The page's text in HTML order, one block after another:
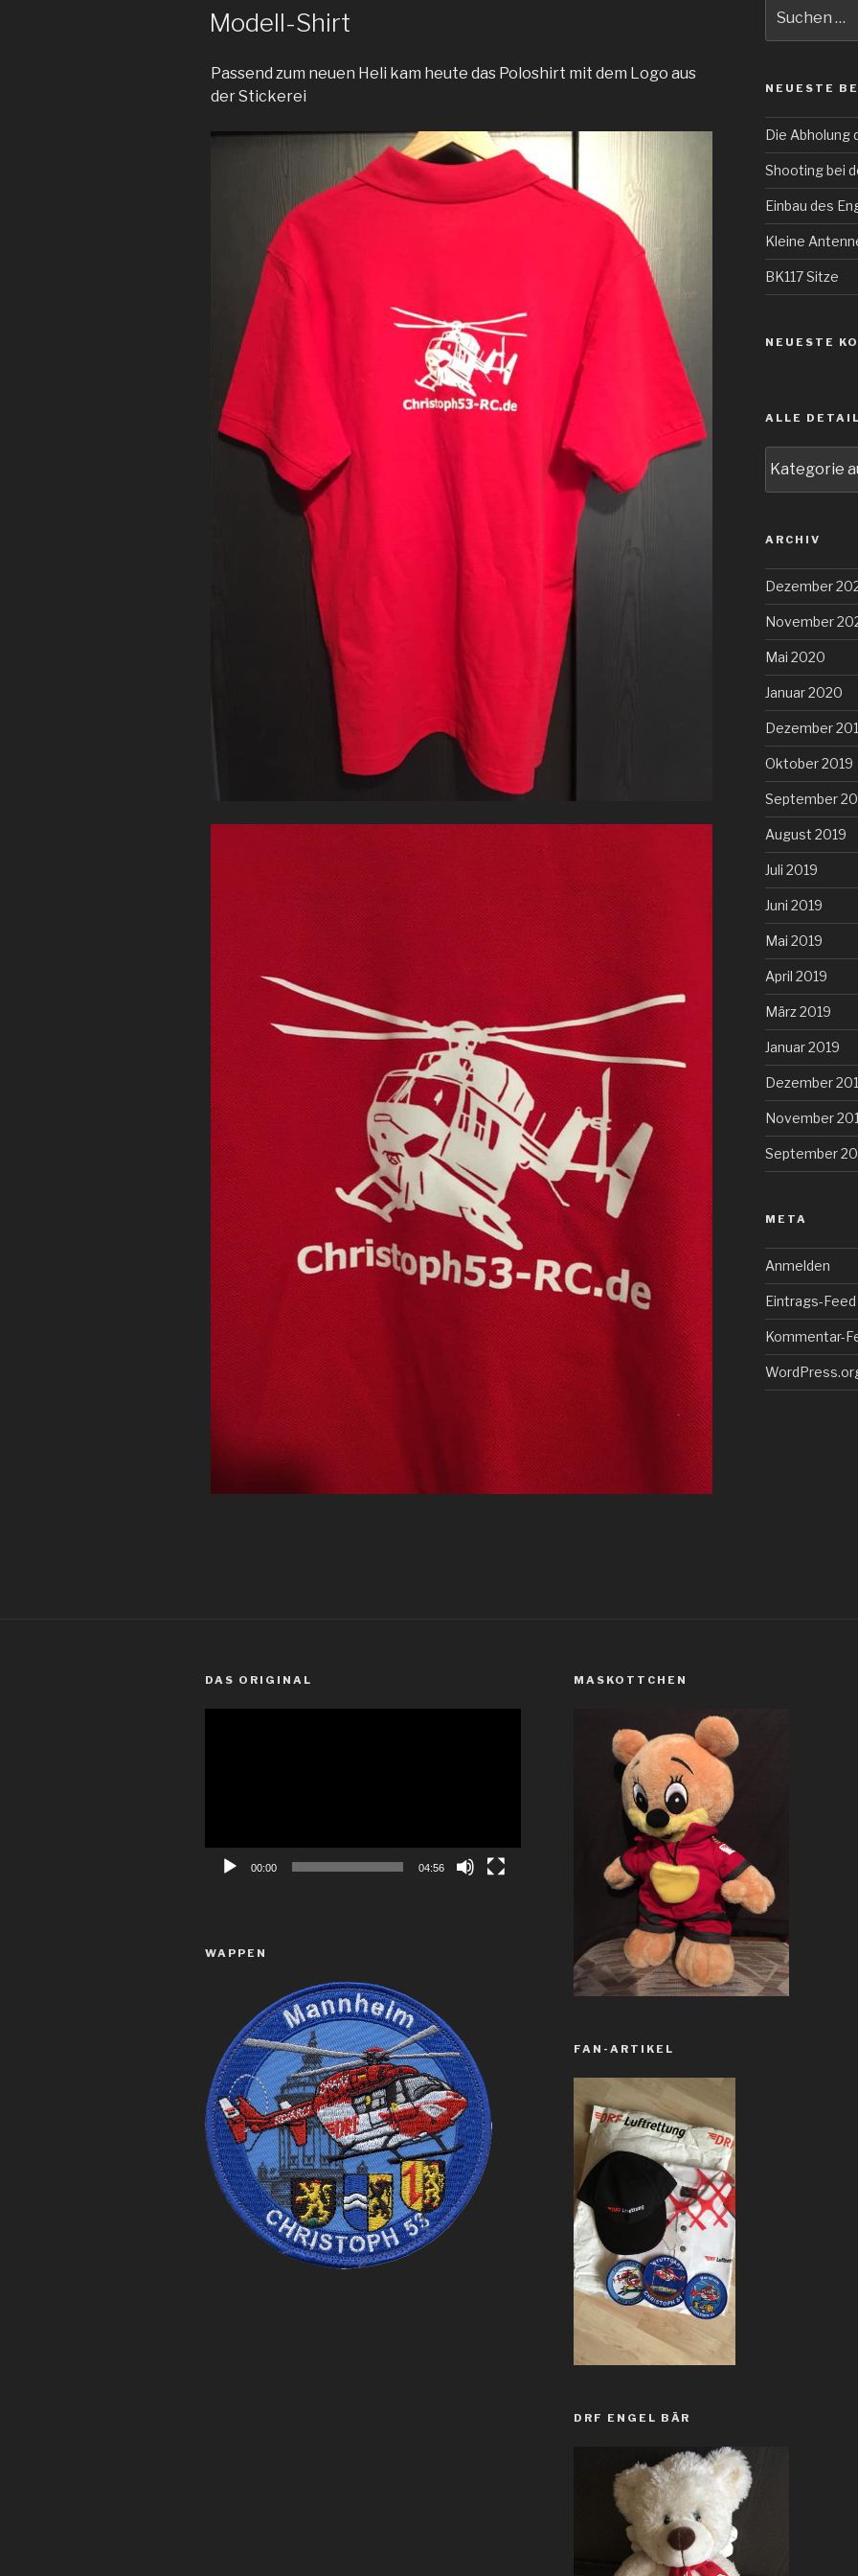
Modell-Shirt
Passend zum neuen Heli kam heute das Poloshirt mit dem Logo aus
der Stickerei
nach:
NEUESTE
Die Abholung
Shooting bei
Einbau des
Kleine
BK117 Sitze
NEUESTE
ALLE
Details
zum
ARCHIV
Dezember
November
Mai 2020
Januar 2020
Dezember
Oktober 2019
September
August 2019
Juli 2019
Juni 2019
Mai 2019
April 2019
März 2019
Januar 2019
Dezember
November
September
META
Anmelden
Eintrags-Feed
Kommentar-
DAS ORIGINAL
00:00 04:56
WAPPEN
MASKOTTCHEN
FAN-ARTIKEL
DRF ENGEL BÄR